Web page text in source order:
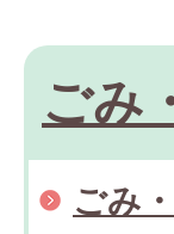
ごみ
ごみ